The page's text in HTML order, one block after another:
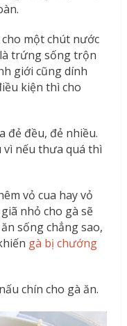
một chút nước
trứng sống trộn
giới cũng dính
kiện thì cho
đẻ đều, đẻ nhiều.
vì nếu thưa quá thì
vỏ cua hay vỏ
nhỏ cho gà sẽ
sống chẳng sao,
gà bị chướng
chín cho gà ăn.